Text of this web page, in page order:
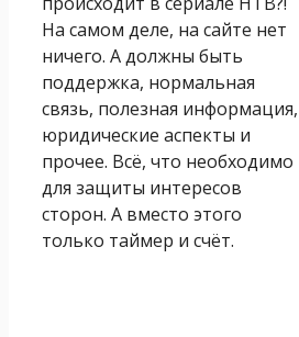
На самом деле, на сайте нет
ничего. А должны быть
поддержка, нормальная
связь, полезная информация,
юридические аспекты и
прочее. Всё, что необходимо
для защиты интересов
сторон. А вместо этого
только таймер и счёт.